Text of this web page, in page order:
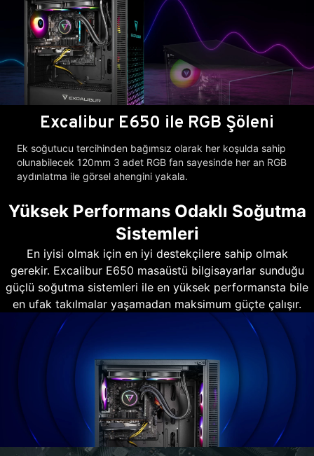
Excalibur E650 ile RGB Şöleni
Ek soğutucu tercihinden bağımsız olarak her koşulda sahip
olunabilecek 120mm 3 adet RGB fan sayesinde her an RGB
aydınlatma ile görsel ahengini yakala.
Yüksek Performans Odaklı Soğutma
Sistemleri
En iyisi olmak için en iyi destekçilere sahip olmak
gerekir. Excalibur E650 masaüstü bilgisayarlar sunduğu
güçlü soğutma sistemleri ile en yüksek performansta bile
en ufak takılmalar yaşamadan maksimum güçte çalışır.